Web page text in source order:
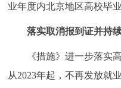
业年度内北京地区高校毕
落实取消报到证并持续
《措施》进一步落实高
从2023年起，不再发放就